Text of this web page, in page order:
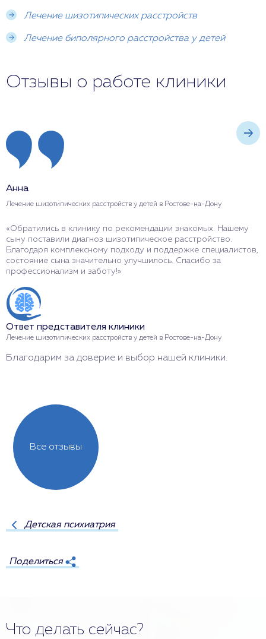
Лечение шизотипических расстройств
Лечение биполярного расстройства у детей
Отзывы о работе клиники
Анна
Лечение шизотипических расстройств у детей в Ростове-на-Дону
«Обратились в клинику по рекомендации знакомых. Нашему
сыну поставили диагноз шизотипическое расстройство.
Благодаря комплексному подходу и поддержке специалистов,
состояние сына значительно улучшилось. Спасибо за
профессионализм и заботу!»
Ответ представителя клиники
Лечение шизотипических расстройств у детей в Ростове-на-Дону
Благодарим за доверие и выбор нашей клиники.
Все отзывы
Детская психиатрия
Поделиться
Что делать сейчас?